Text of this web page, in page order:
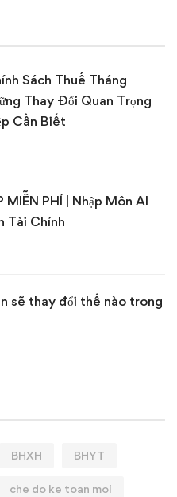
Sách Thuế Tháng
Thay Đổi Quan Trọng
Cần Biết
MIỄN PHÍ | Nhập Môn AI
Tài Chính
sẽ thay đổi thế nào trong
BHXH BHYT
che do ke toan moi